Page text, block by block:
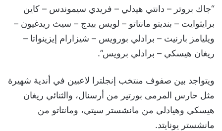
“جاك بروتر – دانتي هيدلي – فريدي سيموندس – كاين
برايثوايت – بنديتو مانتاتو – لويس بيدج – سيث ريدغيون –
ويليامز بارنيت – برادلي بورويس – شيزارام إيزينواتا –
ريغان هيسكي – برادلي برويس”.
ويتواجد بين صفوف منتخب إنجلترا لاعبين في أندية شهيرة
مثل حارس المرمى بورتير من أرسنال، والثنائي ريغان
هيسكي وهيادلي من مانشستر سيتي، ومانتاتو من
مانشستر يونايتد.